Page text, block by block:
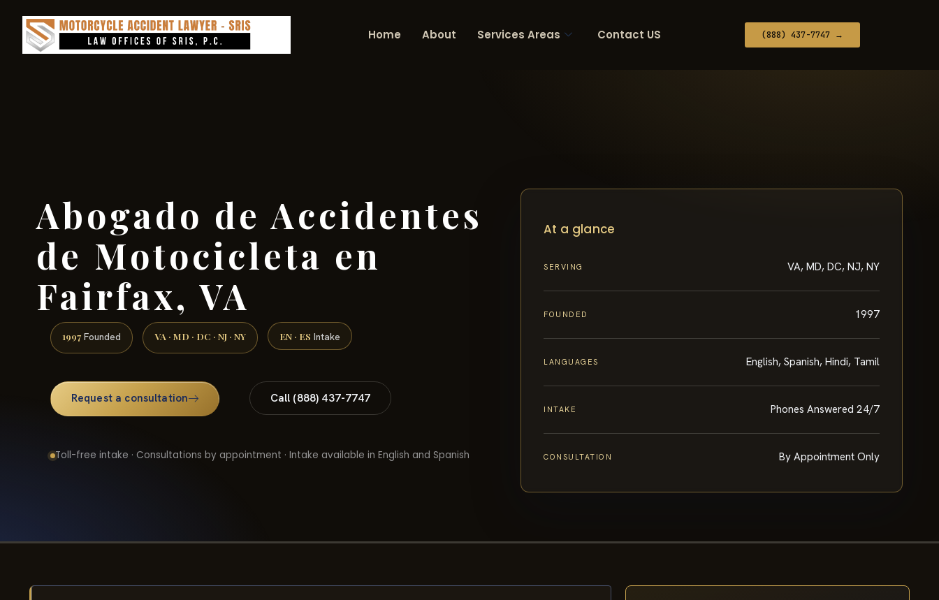
Home About Services Areas Contact US (888) 437-7747 →
Abogado de Accidentes
de Motocicleta en
Fairfax, VA
1997 Founded VA · MD · DC · NJ · NY EN · ES Intake
Request a consultation Call (888) 437-7747
Toll-free intake · Consultations by appointment · Intake available in English and Spanish
At a glance
SERVING VA, MD, DC, NJ, NY
FOUNDED 1997
LANGUAGES English, Spanish, Hindi, Tamil
INTAKE Phones Answered 24/7
CONSULTATION By Appointment Only